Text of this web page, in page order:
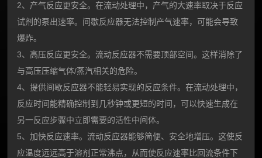
2、产气反应更安全。在流动处理中，产气的大速率取决于反应
试剂的泵出速率。间歇反应器无法控制产气速率，可能会导致
爆炸。
3、高压反应更安全。流动反应器不需要顶部空间。这样消除了
与高压压缩气体/蒸汽相关的危险。
4、提供间歇反应器不能轻易实现的反应条件。在流动处理中，
反应时间能精确控制到几秒钟或更短的时间，可以快速生成在
另一反应步骤中立即需要的活性中间体。
5、加快反应速率。流动反应器能够简便、安全地增压。这使反
应温度远远高于溶剂正常沸点，从而使反应速率比回流条件下